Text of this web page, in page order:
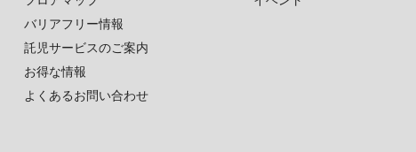
バリアフリー情報
託児サービスのご案内
お得な情報
よくあるお問い合わせ